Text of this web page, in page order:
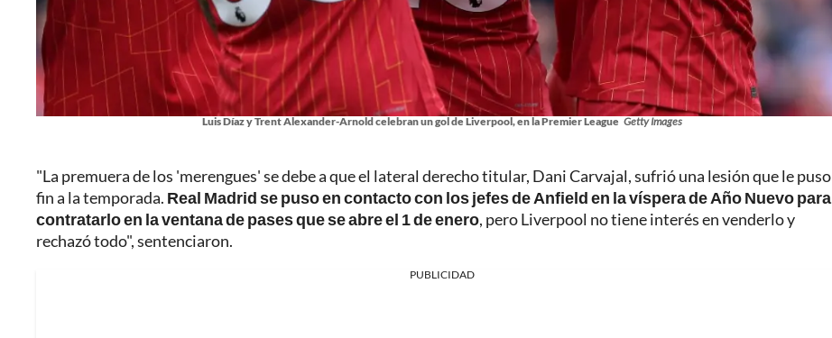
Luis Díaz y Trent Alexander-Arnold celebran un gol de Liverpool, en la Premier League Getty Images
"La premuera de los 'merengues' se debe a que el lateral derecho titular, Dani Carvajal, sufrió una lesión que le puso
fin a la temporada. Real Madrid se puso en contacto con los jefes de Anfield en la víspera de Año Nuevo para
contratarlo en la ventana de pases que se abre el 1 de enero, pero Liverpool no tiene interés en venderlo y
rechazó todo", sentenciaron.
PUBLICIDAD